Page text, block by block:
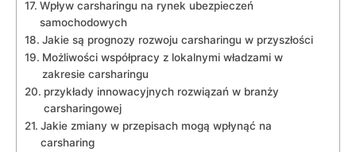
Wpływ carsharingu na rynek ubezpieczeń
samochodowych
Jakie są prognozy rozwoju carsharingu w przyszłości
Możliwości współpracy z lokalnymi⁣ władzami w
zakresie carsharingu
przykłady‍ innowacyjnych rozwiązań w branży
carsharingowej
Jakie zmiany w przepisach mogą wpłynąć na
carsharing